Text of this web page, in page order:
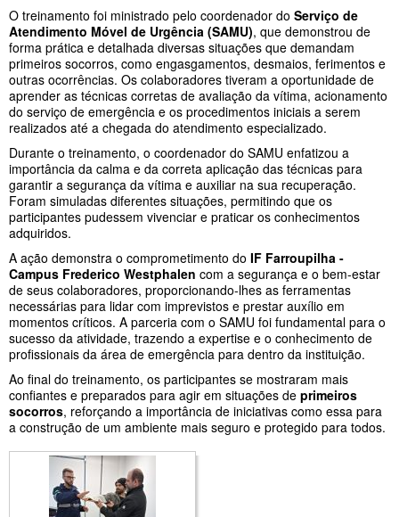
O treinamento foi ministrado pelo coordenador do Serviço de
Atendimento Móvel de Urgência (SAMU), que demonstrou de
forma prática e detalhada diversas situações que demandam
primeiros socorros, como engasgamentos, desmaios, ferimentos e
outras ocorrências. Os colaboradores tiveram a oportunidade de
aprender as técnicas corretas de avaliação da vítima, acionamento
do serviço de emergência e os procedimentos iniciais a serem
realizados até a chegada do atendimento especializado.
Durante o treinamento, o coordenador do SAMU enfatizou a
importância da calma e da correta aplicação das técnicas para
garantir a segurança da vítima e auxiliar na sua recuperação.
Foram simuladas diferentes situações, permitindo que os
participantes pudessem vivenciar e praticar os conhecimentos
adquiridos.
A ação demonstra o comprometimento do IF Farroupilha -
Campus Frederico Westphalen com a segurança e o bem-estar
de seus colaboradores, proporcionando-lhes as ferramentas
necessárias para lidar com imprevistos e prestar auxílio em
momentos críticos. A parceria com o SAMU foi fundamental para o
sucesso da atividade, trazendo a expertise e o conhecimento de
profissionais da área de emergência para dentro da instituição.
Ao final do treinamento, os participantes se mostraram mais
confiantes e preparados para agir em situações de primeiros
socorros, reforçando a importância de iniciativas como essa para
a construção de um ambiente mais seguro e protegido para todos.